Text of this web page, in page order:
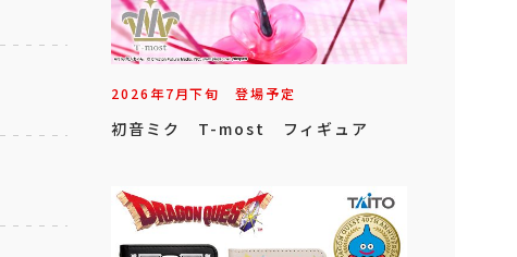
2026年7月下旬 登場予定
初音ミク T-most フィギュア